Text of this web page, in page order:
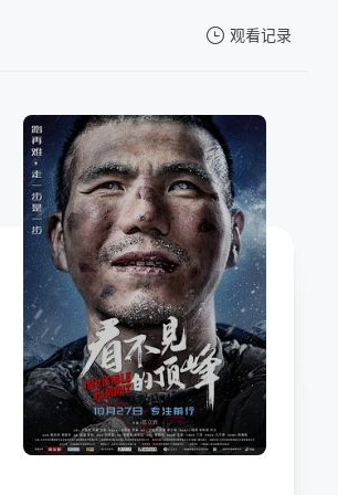
观看记录
暂无观看影片的记录